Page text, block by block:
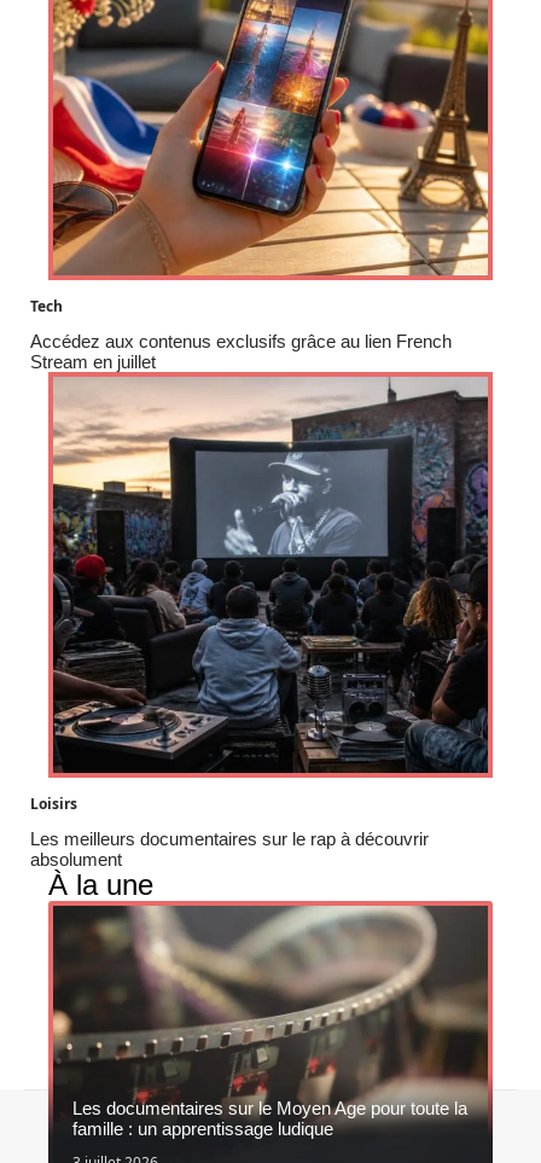
Tech
Accédez aux contenus exclusifs grâce au lien French
Stream en juillet
Loisirs
Les meilleurs documentaires sur le rap à découvrir
absolument
À la une
Les documentaires sur le Moyen Age pour toute la
famille : un apprentissage ludique
Contact Mentions légales Sitemap